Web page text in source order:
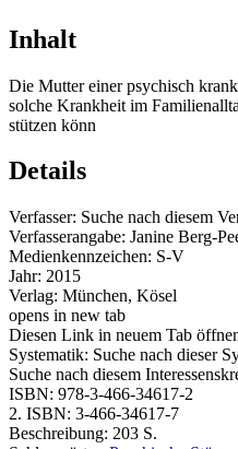
Inhalt
Die Mutter einer psychisch
solche Krankheit im
stützen könn
Details
Verfasser: Suche nach diesem
Verfasserangabe: Janine Berg-
Medienkennzeichen: S-V
Jahr: 2015
Verlag: München, Kösel
opens in new tab
Diesen Link in neuem Tab
Systematik: Suche nach dieser
Suche nach diesem
ISBN: 978-3-466-34617-2
2. ISBN: 3-466-34617-7
Beschreibung: 203 S.